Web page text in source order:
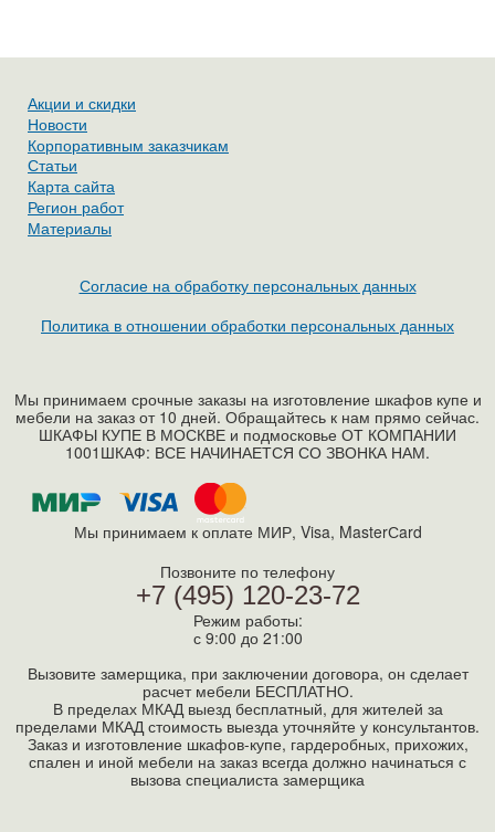
Акции и скидки
Новости
Корпоративным заказчикам
Статьи
Карта сайта
Регион работ
Материалы
Согласие на обработку персональных данных
Политика в отношении обработки персональных данных
Мы принимаем срочные заказы на изготовление шкафов купе и
мебели на заказ от 10 дней. Обращайтесь к нам прямо сейчас.
ШКАФЫ КУПЕ В МОСКВЕ и подмосковье ОТ КОМПАНИИ
1001ШКАФ: ВСЕ НАЧИНАЕТСЯ СО ЗВОНКА НАМ.
Мы принимаем к оплате МИР, Visa, MasterСard
Позвоните по телефону
+7 (495) 120-23-72
Режим работы:
с 9:00 до 21:00
Вызовите замерщика, при заключении договора, он сделает
расчет мебели БЕСПЛАТНО.
В пределах МКАД выезд бесплатный, для жителей за
пределами МКАД стоимость выезда уточняйте у консультантов.
Заказ и изготовление шкафов-купе, гардеробных, прихожих,
спален и иной мебели на заказ всегда должно начинаться с
вызова специалиста замерщика